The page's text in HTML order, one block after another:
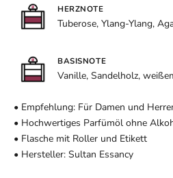
HERZNOTE
Tuberose, Ylang-Ylang,
BASISNOTE
Vanille, Sandelholz,
• Empfehlung: Für Damen und
• Hochwertiges Parfümöl ohne
• Flasche mit Roller und Etikett
• Hersteller: Sultan Essancy